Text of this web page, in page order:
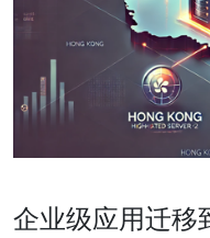
企业级应用迁移